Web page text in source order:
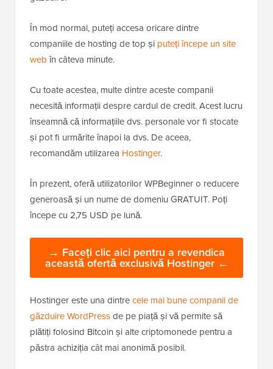
În mod normal, puteți accesa oricare dintre
companiile de hosting de top și puteți începe un site
web în câteva minute.
Cu toate acestea, multe dintre aceste companii
necesită informații despre cardul de credit. Acest lucru
înseamnă că informațiile dvs. personale vor fi stocate
și pot fi urmărite înapoi la dvs. De aceea,
recomandăm utilizarea Hostinger.
În prezent, oferă utilizatorilor WPBeginner o reducere
generoasă și un nume de domeniu GRATUIT. Poți
începe cu 2,75 USD pe lună.
→ Faceți clic aici pentru a revendica
această ofertă exclusivă Hostinger ←
Hostinger este una dintrecele mai bune companii de
găzduire WordPressde pe piață și vă permite să
plătiți folosind Bitcoin și alte criptomonede pentru a
păstra achiziția cât mai anonimă posibil.